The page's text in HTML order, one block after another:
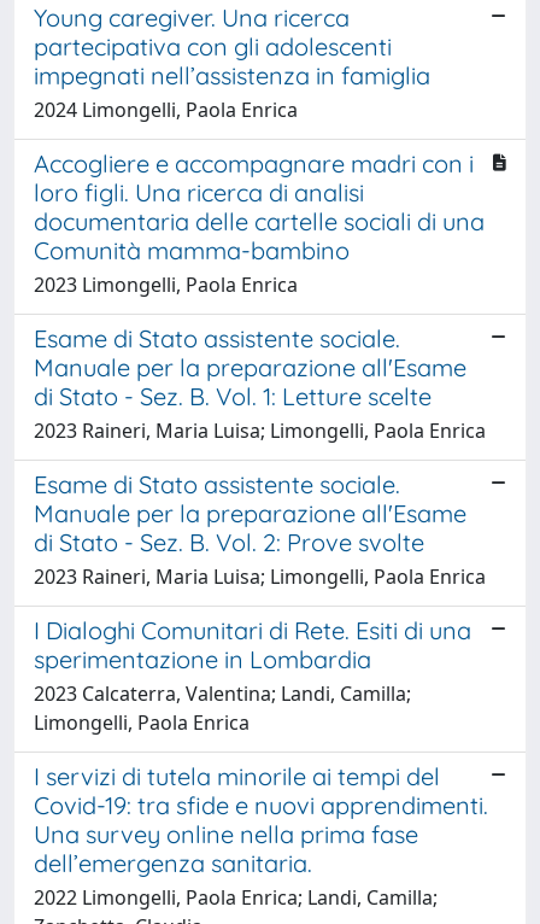
Young caregiver. Una ricerca
partecipativa con gli adolescenti
impegnati nell’assistenza in famiglia
2024 Limongelli, Paola Enrica
Accogliere e accompagnare madri con i
loro figli. Una ricerca di analisi
documentaria delle cartelle sociali di una
Comunità mamma-bambino
2023 Limongelli, Paola Enrica
Esame di Stato assistente sociale.
Manuale per la preparazione all'Esame
di Stato - Sez. B. Vol. 1: Letture scelte
2023 Raineri, Maria Luisa; Limongelli, Paola Enrica
Esame di Stato assistente sociale.
Manuale per la preparazione all'Esame
di Stato - Sez. B. Vol. 2: Prove svolte
2023 Raineri, Maria Luisa; Limongelli, Paola Enrica
I Dialoghi Comunitari di Rete. Esiti di una
sperimentazione in Lombardia
2023 Calcaterra, Valentina; Landi, Camilla;
Limongelli, Paola Enrica
I servizi di tutela minorile ai tempi del
Covid-19: tra sfide e nuovi apprendimenti.
Una survey online nella prima fase
dell’emergenza sanitaria.
2022 Limongelli, Paola Enrica; Landi, Camilla;